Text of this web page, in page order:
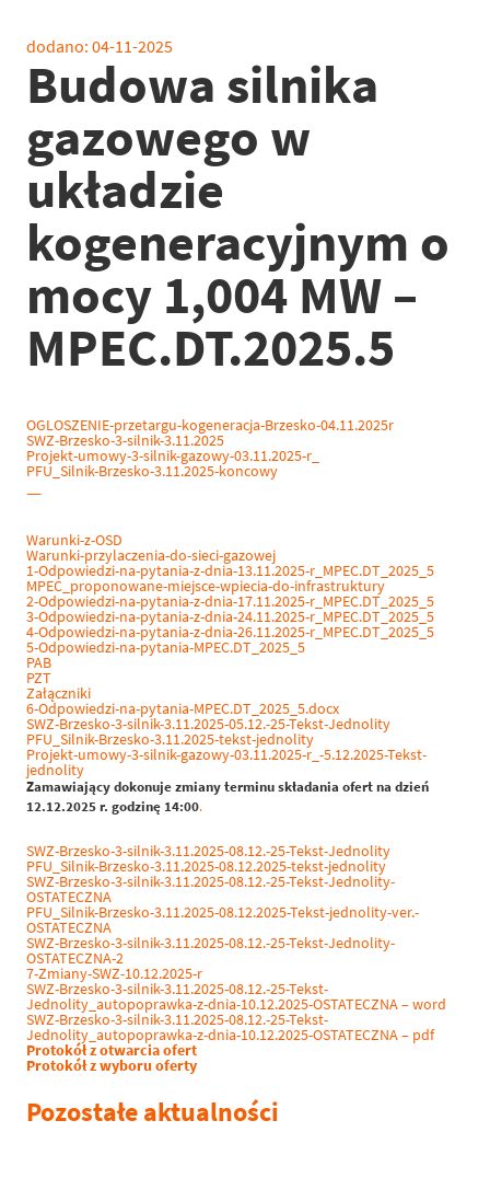
dodano: 04-11-2025
Budowa silnika
gazowego w
układzie
kogeneracyjnym o
mocy 1,004 MW –
MPEC.DT.2025.5
OGLOSZENIE-przetargu-kogeneracja-Brzesko-04.11.2025r
SWZ-Brzesko-3-silnik-3.11.2025
Projekt-umowy-3-silnik-gazowy-03.11.2025-r_
PFU_Silnik-Brzesko-3.11.2025-koncowy
—
Warunki-z-OSD
Warunki-przylaczenia-do-sieci-gazowej
1-Odpowiedzi-na-pytania-z-dnia-13.11.2025-r_MPEC.DT_2025_5
MPEC_proponowane-miejsce-wpiecia-do-infrastruktury
2-Odpowiedzi-na-pytania-z-dnia-17.11.2025-r_MPEC.DT_2025_5
3-Odpowiedzi-na-pytania-z-dnia-24.11.2025-r_MPEC.DT_2025_5
4-Odpowiedzi-na-pytania-z-dnia-26.11.2025-r_MPEC.DT_2025_5
5-Odpowiedzi-na-pytania-MPEC.DT_2025_5
PAB
PZT
Załączniki
6-Odpowiedzi-na-pytania-MPEC.DT_2025_5.docx
SWZ-Brzesko-3-silnik-3.11.2025-05.12.-25-Tekst-Jednolity
PFU_Silnik-Brzesko-3.11.2025-tekst-jednolity
Projekt-umowy-3-silnik-gazowy-03.11.2025-r_-5.12.2025-Tekst-
jednolity
Zamawiający dokonuje zmiany terminu składania ofert na dzień
12.12.2025 r. godzinę 14:00.
SWZ-Brzesko-3-silnik-3.11.2025-08.12.-25-Tekst-Jednolity
PFU_Silnik-Brzesko-3.11.2025-08.12.2025-tekst-jednolity
SWZ-Brzesko-3-silnik-3.11.2025-08.12.-25-Tekst-Jednolity-
OSTATECZNA
PFU_Silnik-Brzesko-3.11.2025-08.12.2025-Tekst-jednolity-ver.-
OSTATECZNA
SWZ-Brzesko-3-silnik-3.11.2025-08.12.-25-Tekst-Jednolity-
OSTATECZNA-2
7-Zmiany-SWZ-10.12.2025-r
SWZ-Brzesko-3-silnik-3.11.2025-08.12.-25-Tekst-
Jednolity_autopoprawka-z-dnia-10.12.2025-OSTATECZNA – word
SWZ-Brzesko-3-silnik-3.11.2025-08.12.-25-Tekst-
Jednolity_autopoprawka-z-dnia-10.12.2025-OSTATECZNA – pdf
Protokół z otwarcia ofert
Protokół z wyboru oferty
Pozostałe aktualności